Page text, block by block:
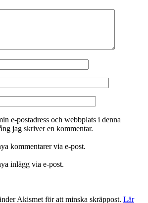
e-postadress och webbplats i denna
jag skriver en kommentar.
kommentarer via e-post.
inlägg via e-post.
Akismet för att minska skräppost. Lär